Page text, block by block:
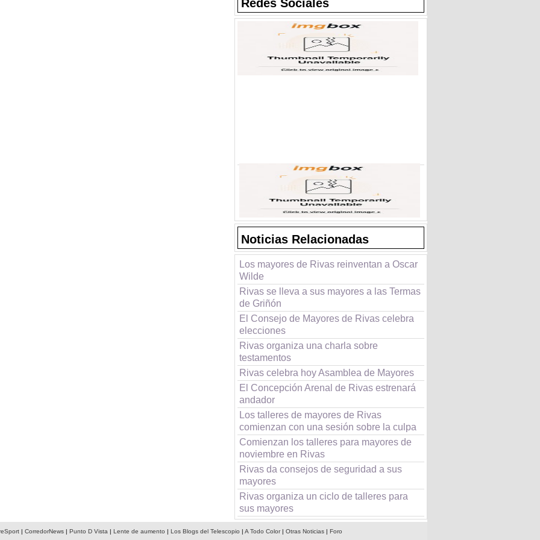
Redes Sociales
Noticias Relacionadas
Los mayores de Rivas reinventan a Oscar
Wilde
Rivas se lleva a sus mayores a las Termas
de Griñón
El Consejo de Mayores de Rivas celebra
elecciones
Rivas organiza una charla sobre
testamentos
Rivas celebra hoy Asamblea de Mayores
El Concepción Arenal de Rivas estrenará
andador
Los talleres de mayores de Rivas
comienzan con una sesión sobre la culpa
Comienzan los talleres para mayores de
noviembre en Rivas
Rivas da consejos de seguridad a sus
mayores
Rivas organiza un ciclo de talleres para
sus mayores
| CorredorNews| Punto D Vista | Lente de aumento | Los Blogs del Telescopio | A Todo Color| Otras Noticias| Foro